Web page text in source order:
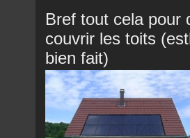
Bref tout cela pour
couvrir les toits
bien fait)